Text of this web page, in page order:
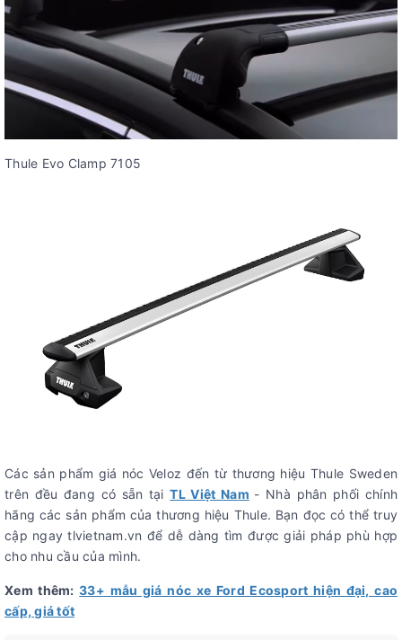
Thule Evo Clamp 7105
Các sản phẩm giá nóc Veloz đến từ thương hiệu Thule Sweden
trên đều đang có sẵn tạiTL Việt Nam - Nhà phân phối chính
hãng các sản phẩm của thương hiệu Thule. Bạn đọc có thể truy
cập ngay tlvietnam.vn để dễ dàng tìm được giải pháp phù hợp
cho nhu cầu của mình.
Xem thêm:33+ mẫu giá nóc xe Ford Ecosport hiện đại, cao
cấp, giá tốt